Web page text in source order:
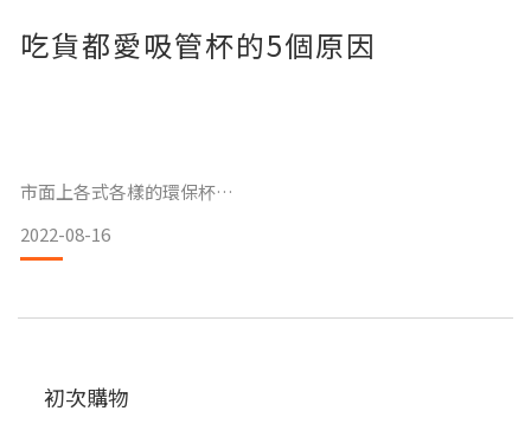
當茶葉用熱水沖泡後會不斷釋放一種叫單寧酸的化學物質
會與不鏽鋼起化學反應，進而讓不鏽鋼裡的重金屬成份融在茶
裡面
其實這是錯誤的
但它其實是一種弱酸性的多酚類物質，不具有腐蝕性
吃貨都愛吸管杯的5個原因
市面上各式各樣的環保杯
還在猶豫應該買哪一款嗎？
2022-08-16
初次購物